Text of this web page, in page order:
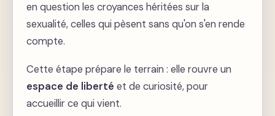
en question les croyances héritées sur la
sexualité, celles qui pèsent sans qu'on s'en rende
compte.
Cette étape prépare le terrain : elle rouvre un
espace de liberté et de curiosité, pour
accueillir ce qui vient.